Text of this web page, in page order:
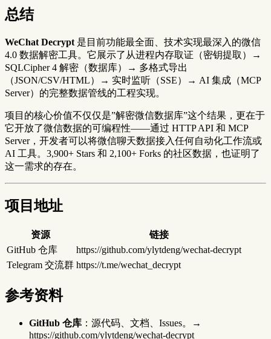
总结
WeChat Decrypt 是目前功能最全面、技术实现最深入的微信
4.0 数据解密工具。它展示了从进程内存取证（密钥提取）→
SQLCipher 4 解密（数据库）→ 多格式导出
（JSON/CSV/HTML）→ 实时监听（SSE）→ AI 集成（MCP
Server）的完整数据管线的工程实现。
项目的核心价值不仅仅是”解密微信数据库”这个结果，更在于
它开放了微信数据的可编程性——通过 HTTP API 和 MCP
Server，开发者可以将微信聊天数据接入任何自动化工作流或
AI 工具。3,900+ Stars 和 2,100+ Forks 的社区数据，也证明了
这一需求的存在。
项目地址
资源
链接
GitHub 仓库
https://github.com/ylytdeng/wechat-decrypt
Telegram 交流群 https://t.me/wechat_decrypt
参考资料
GitHub 仓库 ：源代码、文档、Issues。→
https://github.com/ylytdeng/wechat-decrypt